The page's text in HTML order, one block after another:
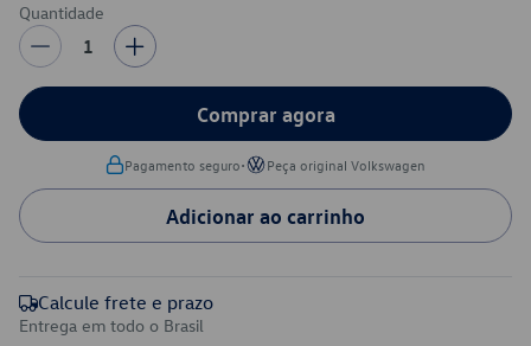
Quantidade
1
Comprar agora
Pagamento seguro• Peça original Volkswagen
Adicionar ao carrinho
Calcule frete e prazo
Entrega em todo o Brasil